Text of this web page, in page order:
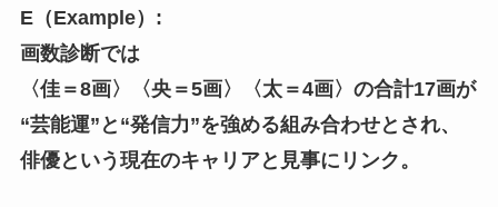
E（Example）:
画数診断では
〈佳＝8画〉〈央＝5画〉〈太＝4画〉の合計17画が
“芸能運”と“発信力”を強める組み合わせとされ、
俳優という現在のキャリアと見事にリンク。